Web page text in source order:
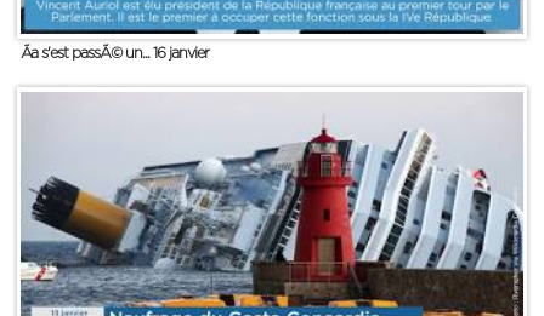
Ãa s'est passÃ© un... 16 janvier